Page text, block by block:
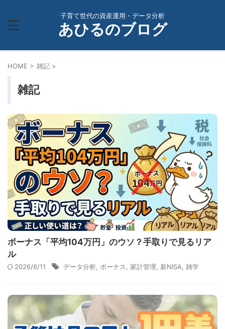
子育て世代の資産運用・データ分析
あひるのブログ
HOME > 雑記 >
雑記
ボーナス「平均104万円」のウソ？手取りで見るリア
ル
2026/6/11 データ分析, ボーナス, 家計管理, 新NISA, 雑学